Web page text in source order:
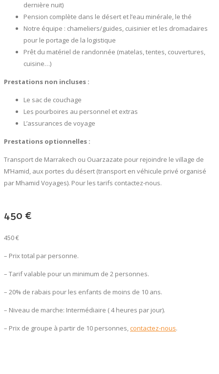
dernière nuit)
Pension complète dans le désert et l’eau minérale, le thé
Notre équipe : chameliers/guides, cuisinier et les dromadaires
pour le portage de la logistique
Prêt du matériel de randonnée (matelas, tentes, couvertures,
cuisine…)
Prestations non incluses :
Le sac de couchage
Les pourboires au personnel et extras
L’assurances de voyage
Prestations optionnelles :
Transport de Marrakech ou Ouarzazate pour rejoindre le village de
M’Hamid, aux portes du désert (transport en véhicule privé organisé
par Mhamid Voyages). Pour les tarifs contactez-nous.
450 €
450 €
– Prix total par personne.
– Tarif valable pour un minimum de 2 personnes.
– 20% de rabais pour les enfants de moins de 10 ans.
– Niveau de marche: Intermédiaire ( 4 heures par jour).
– Prix de groupe à partir de 10 personnes,contactez-nous.